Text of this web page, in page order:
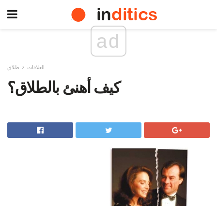
ad
العلاقات طلاق
كيف أهنئ بالطلاق؟